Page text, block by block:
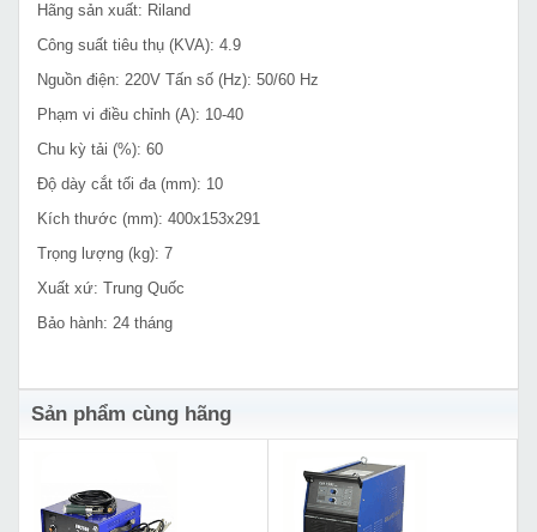
Hãng sản xuất: Riland
Công suất tiêu thụ (KVA): 4.9
Nguồn điện: 220V Tấn số (Hz): 50/60 Hz
Phạm vi điều chỉnh (A): 10-40
Chu kỳ tải (%): 60
Độ dày cắt tối đa (mm): 10
Kích thước (mm): 400x153x291
Trọng lượng (kg): 7
Xuất xứ: Trung Quốc
Bảo hành: 24 tháng
Sản phẩm cùng hãng